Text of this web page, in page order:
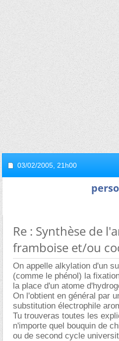
03/02/2005, 21h00
Re : Synthèse de
framboise et/ou
On appelle alkylation d'un
(comme le phénol) la
la place d'un atome
On l'obtient en général par
substitution électrophile
Tu trouveras toutes les
n'importe quel bouquin de
ou de second cycle